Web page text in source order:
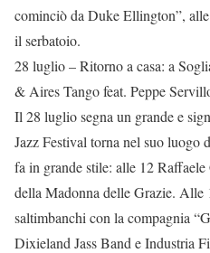
cominciò da Duke Ellington”, alle
il serbatoio.
28 luglio – Ritorno a casa: a
& Aires Tango feat. Peppe
Il 28 luglio segna un grande e
Jazz Festival torna nel suo luogo
fa in grande stile: alle 12 Raffaele
della Madonna delle Grazie. Alle
saltimbanchi con la compagnia
Dixieland Jass Band e Industria